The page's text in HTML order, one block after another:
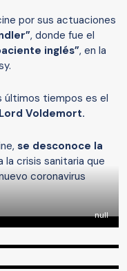
por sus actuaciones
, donde fue el
inglés”, en la
últimos tiempos es el
Voldemort.
se desconoce la
la crisis sanitaria que
coronavirus
null